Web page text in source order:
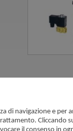
di navigazione e per
Cliccando